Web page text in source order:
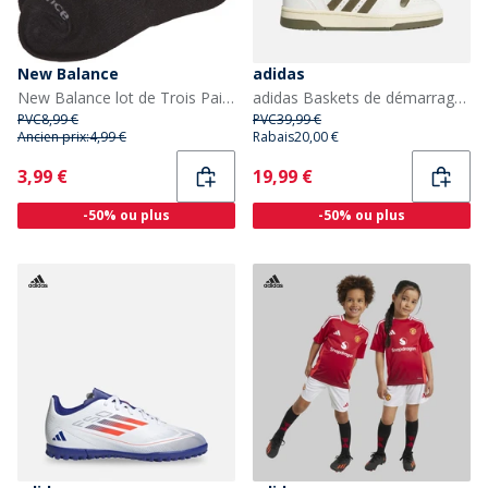
New Balance
New Balance lot de Trois Paires de Chaussettes Invisibles Junior Noir
PVC8,99 €
Ancien prix:4,99 €
Current
3,99 €
-50% ou plus
adidas
adidas Baskets de démarrage Enfant Chalk White/Olive Strata/Charcoal
PVC39,99 €
Rabais20,00 €
Current
19,99 €
-50% ou plus